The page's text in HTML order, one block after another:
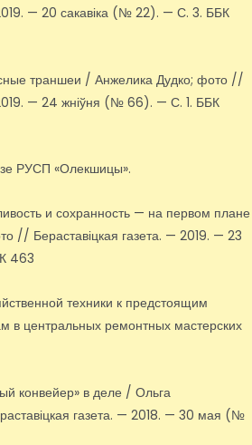
— 20 сакавіка (№ 22). — С. 3. ББК
траншеи / Анжелика Дудко; фото //
— 24 жніўня (№ 66). — С. 1. ББК
РУСП «Олекшицы».
и сохранность — на первом плане
// Бераставіцкая газета. — 2019. — 23
463
техники к предстоящим
в центральных ремонтных мастерских
конвейер» в деле / Ольга
газета. — 2018. — 30 мая (№